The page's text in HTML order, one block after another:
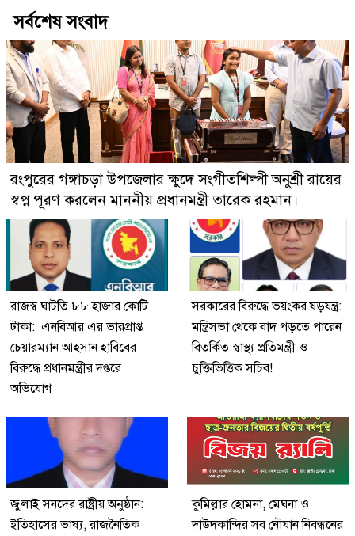
সর্বশেষ সংবাদ
রংপুরের গঙ্গাচড়া উপজেলার ক্ষুদে সংগীতশিল্পী অনুশ্রী রায়ের
স্বপ্ন পূরণ করলেন মাননীয় প্রধানমন্ত্রী তারেক রহমান।
রাজস্ব ঘাটতি ৮৮ হাজার কোটি
টাকা: এনবিআর এর ভারপ্রাপ্ত
চেয়ারম্যান আহসান হাবিবের
বিরুদ্ধে প্রধানমন্ত্রীর দপ্তরে
অভিযোগ।
সরকারের বিরুদ্ধে ভয়ংকর ষড়যন্ত্র:
মন্ত্রিসভা থেকে বাদ পড়তে পারেন
বিতর্কিত স্বাস্থ্য প্রতিমন্ত্রী ও
চুক্তিভিত্তিক সচিব!
জুলাই সনদের রাষ্ট্রীয় অনুষ্ঠান:
ইতিহাসের ভাষ্য, রাজনৈতিক
কুমিল্লার হোমনা, মেঘনা ও
দাউদকান্দির সব নৌযান নিবন্ধনের